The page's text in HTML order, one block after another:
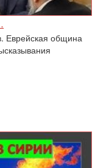
Еврейская община